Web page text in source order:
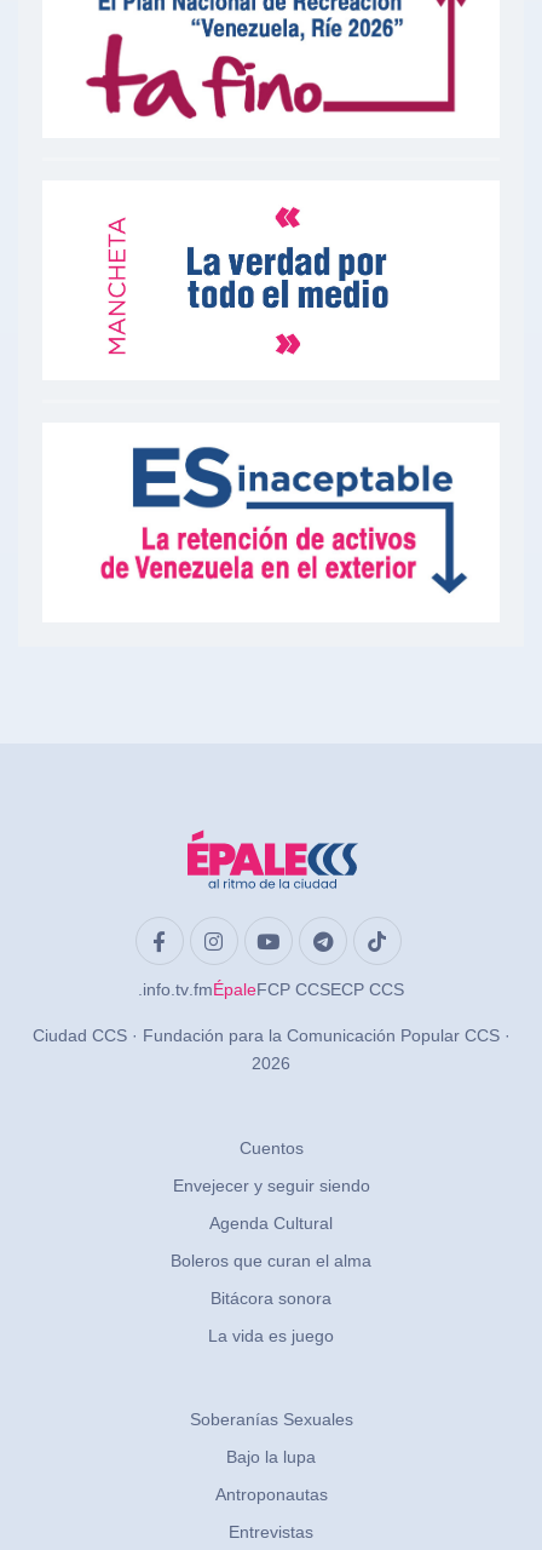
.info.tv.fmÉpaleFCP CCSECP CCS
Ciudad CCS · Fundación para la Comunicación Popular CCS ·
2026
Cuentos
Envejecer y seguir siendo
Agenda Cultural
Boleros que curan el alma
Bitácora sonora
La vida es juego
Soberanías Sexuales
Bajo la lupa
Antroponautas
Entrevistas